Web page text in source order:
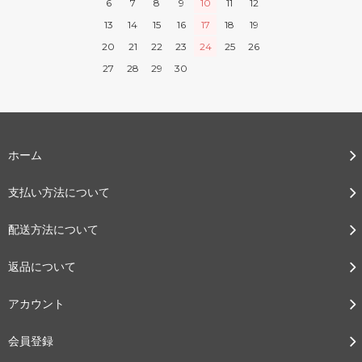
6 7 8 9 10 11
12
13
14 15 16 17 18
19
20
21 22 23 24 25
26
27
28 29 30
ホーム
支払い方法について
配送方法について
返品について
アカウント
会員登録